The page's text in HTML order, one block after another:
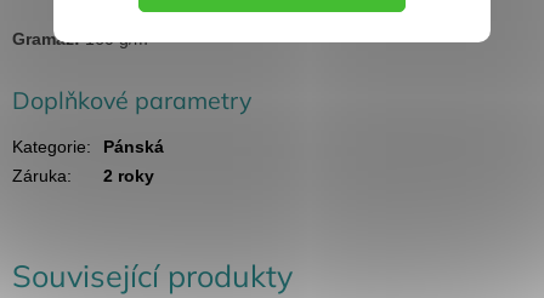
Související produkty
Gramáž:160 g/m²
Doplňkové parametry
Kategorie:
Pánská
Záruka: 2 roky